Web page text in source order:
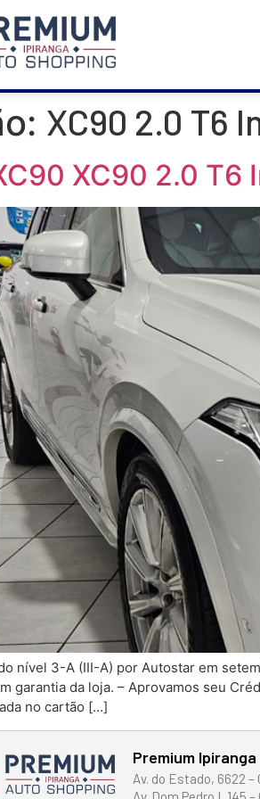
XC90 2.0 T6
XC90 2.0 T6
nível 3-A (III-A) por Autostar em
garantia da loja. – Aprovamos seu
no cartão […]
Premium Ipiranga
Av. do Estado, 6622 –